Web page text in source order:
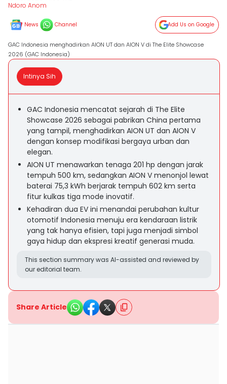
Ndoro Anom
News Channel Add Us on Google
GAC Indonesia menghadirkan AION UT dan AION V di The Elite Showcase
2026 (GAC Indonesia)
Intinya Sih
GAC Indonesia mencatat sejarah di The Elite
Showcase 2026 sebagai pabrikan China pertama
yang tampil, menghadirkan AION UT dan AION V
dengan konsep modifikasi bergaya urban dan
elegan.
AION UT menawarkan tenaga 201 hp dengan jarak
tempuh 500 km, sedangkan AION V menonjol lewat
baterai 75,3 kWh berjarak tempuh 602 km serta
fitur kulkas tiga mode inovatif.
Kehadiran dua EV ini menandai perubahan kultur
otomotif Indonesia menuju era kendaraan listrik
yang tak hanya efisien, tapi juga menjadi simbol
gaya hidup dan ekspresi kreatif generasi muda.
This section summary was AI-assisted and reviewed by
our editorial team.
Share Article